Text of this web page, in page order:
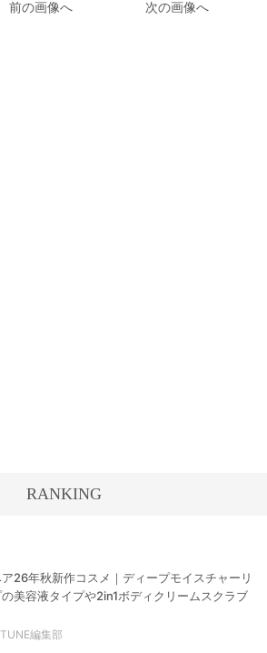
前の画像へ 次の画像へ
RANKING
ア26年秋新作コスメ｜ディープモイスチャーリ
の美容液タイプや2in1ボディクリームスクラブ
編集部